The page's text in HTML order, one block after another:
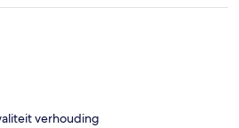
verhouding